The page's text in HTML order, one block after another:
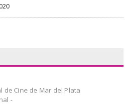
de Cine de Mar del Plata
-